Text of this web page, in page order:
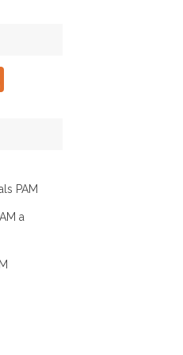
F
PAM
a